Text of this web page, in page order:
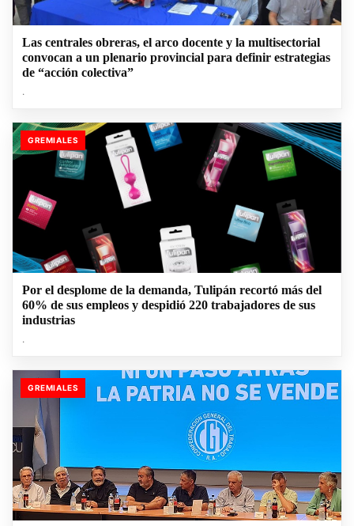
Las centrales obreras, el arco docente y la multisectorial
convocan a un plenario provincial para definir estrategias
de “acción colectiva”
.
GREMIALES
Por el desplome de la demanda, Tulipán recortó más del
60% de sus empleos y despidió 220 trabajadores de sus
industrias
.
GREMIALES